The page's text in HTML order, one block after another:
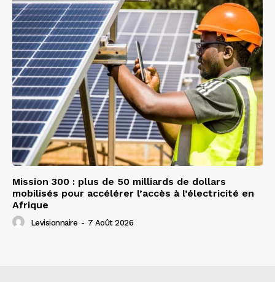
Mission 300 : plus de 50 milliards de dollars
mobilisés pour accélérer l’accès à l’électricité en
Afrique
Levisionnaire - 7 Août 2026